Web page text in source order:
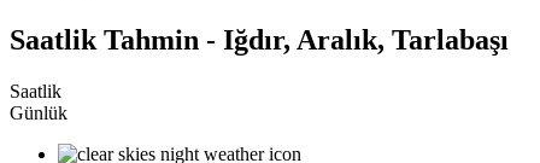
Saatlik Tahmin - Iğdır, Aralık, Tarlabaşı
Saatlik
Günlük